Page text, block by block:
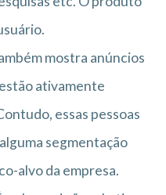
mostra anúncios
ativamente
essas pessoas
segmentação
alvo da empresa.